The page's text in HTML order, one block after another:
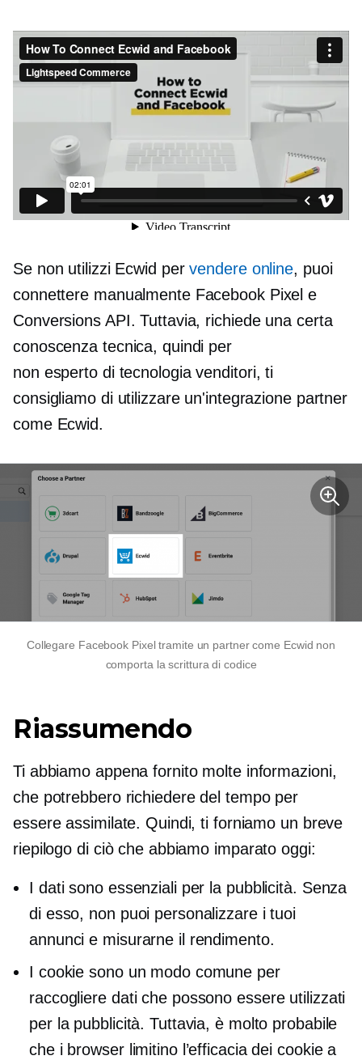
Se non utilizzi Ecwid pervendere online, puoi
connettere manualmente Facebook Pixel e
Conversions API. Tuttavia, richiede una certa
conoscenza tecnica, quindi per
non esperto di tecnologiavenditori, ti
consigliamo di utilizzare un'integrazione partner
come Ecwid.
Collegare Facebook Pixel tramite un partner come Ecwid non
comporta la scrittura di codice
Riassumendo
Ti abbiamo appena fornito molte informazioni,
che potrebbero richiedere del tempo per
essere assimilate. Quindi, ti forniamo un breve
riepilogo di ciò che abbiamo imparato oggi:
I dati sono essenziali per la pubblicità. Senza
di esso, non puoi personalizzare i tuoi
annunci e misurarne il rendimento.
I cookie sono un modo comune per
raccogliere dati che possono essere utilizzati
per la pubblicità. Tuttavia, è molto probabile
che i browser limitino l’efficacia dei cookie a